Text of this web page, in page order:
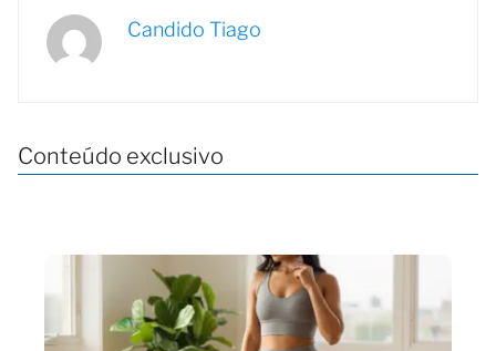
Candido Tiago
Conteúdo exclusivo